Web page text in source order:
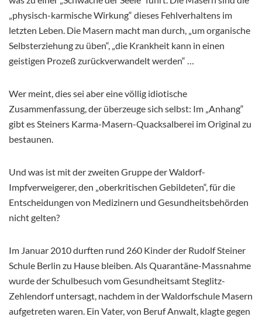
„physisch-karmische Wirkung“ dieses Fehlverhaltens im
letzten Leben. Die Masern macht man durch, „um organische
Selbsterziehung zu üben“, „die Krankheit kann in einen
geistigen Prozeß zurückverwandelt werden“ …
Wer meint, dies sei aber eine völlig idiotische
Zusammenfassung, der überzeuge sich selbst: Im „Anhang“
gibt es Steiners Karma-Masern-Quacksalberei im Original zu
bestaunen.
Und was ist mit der zweiten Gruppe der Waldorf-
Impfverweigerer, den „oberkritischen Gebildeten“, für die
Entscheidungen von Medizinern und Gesundheitsbehörden
nicht gelten?
Im Januar 2010 durften rund 260 Kinder der Rudolf Steiner
Schule Berlin zu Hause bleiben. Als Quarantäne-Massnahme
wurde der Schulbesuch vom Gesundheitsamt Steglitz-
Zehlendorf untersagt, nachdem in der Waldorfschule Masern
aufgetreten waren. Ein Vater, von Beruf Anwalt, klagte gegen